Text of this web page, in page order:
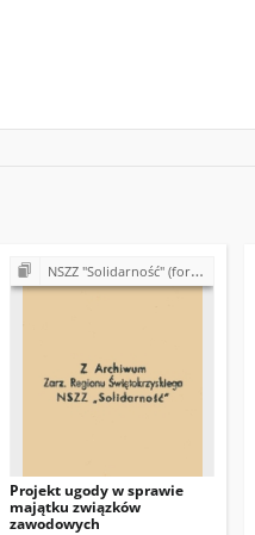
NSZZ "Solidarność" (formalno-prawne podstawy działalności)
Projekt ugody w sprawie
majątku związków
zawodowych